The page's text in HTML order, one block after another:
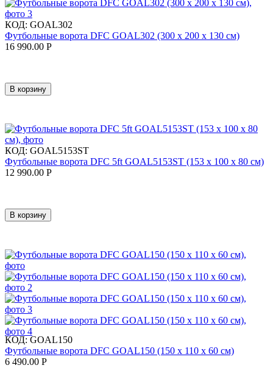
КОД: GOAL302
Футбольные ворота DFC GOAL302 (300 х 200 х 130 см)
16 990.00 Р
В корзину
КОД: GOAL5153ST
Футбольные ворота DFC 5ft GOAL5153ST (153 x 100 x 80 см)
12 990.00 Р
В корзину
КОД: GOAL150
Футбольные ворота DFC GOAL150 (150 х 110 х 60 см)
6 490.00 Р